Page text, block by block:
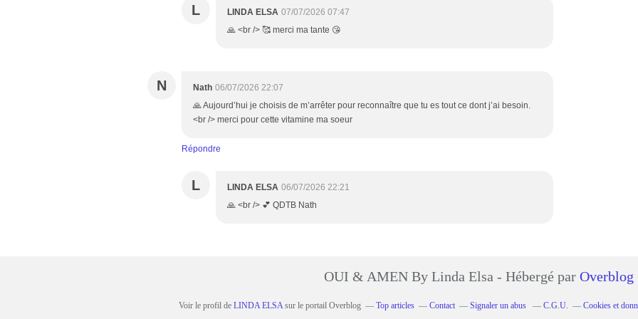
L LINDA ELSA 07/07/2026 07:47
🙏 <br /> 🥰 merci ma tante 😘
N Nath 06/07/2026 22:07
🙏 Aujourd’hui je choisis de m’arrêter pour reconnaître que tu es tout ce dont j’ai besoin.
<br /> merci pour cette vitamine ma soeur
Répondre
L LINDA ELSA 06/07/2026 22:21
🙏 <br /> 💕 QDTB Nath
OUI & AMEN By Linda Elsa - Hébergé par Overblog
Voir le profil de LINDA ELSAsur le portail Overblog Top articles Contact Signaler un abus C.G.U. Cookies et